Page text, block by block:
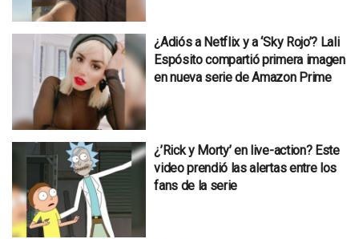
¿Adiós a Netflix y a ‘Sky Rojo’? Lali
Espósito compartió primera imagen
en nueva serie de Amazon Prime
¿’Rick y Morty’ en live-action? Este
video prendió las alertas entre los
fans de la serie